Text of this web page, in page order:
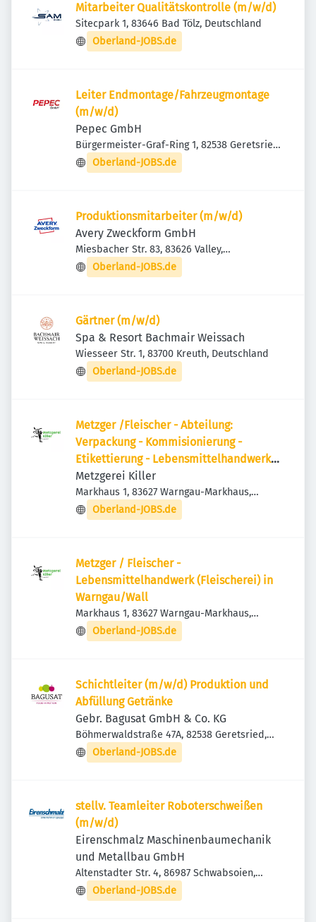
Mitarbeiter Qualitätskontrolle (m/w/d)
Sitecpark 1, 83646 Bad Tölz, Deutschland
Oberland-JOBS.de
Leiter Endmontage/Fahrzeugmontage
(m/w/d)
Pepec GmbH
Bürgermeister-Graf-Ring 1, 82538 Geretsried,
Deutschland
Oberland-JOBS.de
Produktionsmitarbeiter (m/w/d)
Avery Zweckform GmbH
Miesbacher Str. 83, 83626 Valley,
Deutschland
Oberland-JOBS.de
Gärtner (m/w/d)
Spa & Resort Bachmair Weissach
Wiesseer Str. 1, 83700 Kreuth, Deutschland
Oberland-JOBS.de
Metzger /Fleischer - Abteilung:
Verpackung - Kommisionierung -
Etikettierung - Lebensmittelhandwerk
(Fleischerei) in Warngau/Wall
Metzgerei Killer
Markhaus 1, 83627 Warngau-Markhaus,
Deutschland
Oberland-JOBS.de
Metzger / Fleischer -
Lebensmittelhandwerk (Fleischerei) in
Warngau/Wall
Markhaus 1, 83627 Warngau-Markhaus,
Deutschland
Oberland-JOBS.de
Schichtleiter (m/w/d) Produktion und
Abfüllung Getränke
Gebr. Bagusat GmbH & Co. KG
Böhmerwaldstraße 47A, 82538 Geretsried,
Deutschland
Oberland-JOBS.de
stellv. Teamleiter Roboterschweißen
(m/w/d)
Eirenschmalz Maschinenbaumechanik
und Metallbau GmbH
Altenstadter Str. 4, 86987 Schwabsoien,
Deutschland
Oberland-JOBS.de